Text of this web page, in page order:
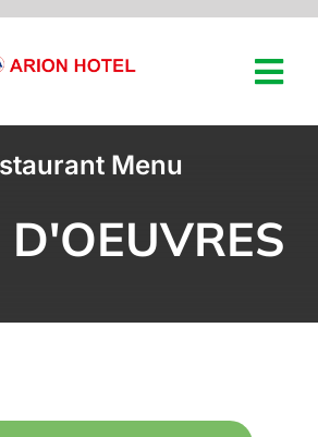
ROOM MEETINGS &
NEWS
Menu